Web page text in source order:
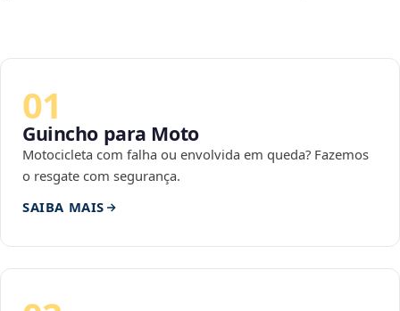
01
Guincho para Moto
Motocicleta com falha ou envolvida em queda? Fazemos
o resgate com segurança.
SAIBA MAIS